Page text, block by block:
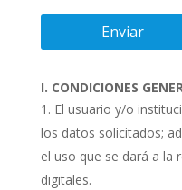
I. CONDICIONES
El usuario y/o
los datos solicitados;
el uso que se dará a la
digitales.